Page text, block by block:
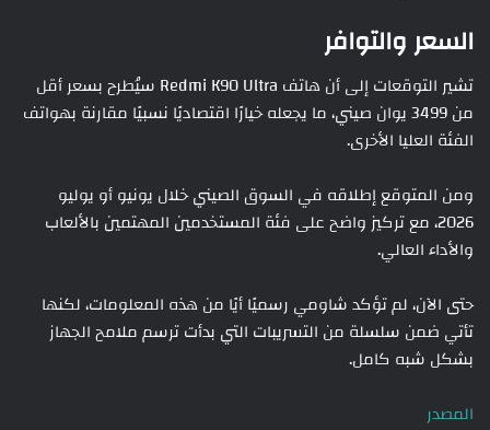
السعر والتوافر
تشير التوقعات إلى أن هاتف Redmi K90 Ultra سيُطرح بسعر أقل
من 3499 يوان صيني، ما يجعله خيارًا اقتصاديًا نسبيًا مقارنة بهواتف
الفئة العليا الأخرى.
ومن المتوقع إطلاقه في السوق الصيني خلال يونيو أو يوليو
2026، مع تركيز واضح على فئة المستخدمين المهتمين بالألعاب
والأداء العالي.
حتى الآن، لم تؤكد شاومي رسميًا أيًا من هذه المعلومات، لكنها
تأتي ضمن سلسلة من التسريبات التي بدأت ترسم ملامح الجهاز
بشكل شبه كامل.
المصدر